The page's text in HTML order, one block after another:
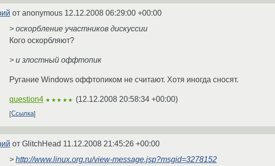
от anonymous 12.12.2008 06:29:00 +00:00
> оскорбление участников дискуссии
Кого оскорбляют?
> и злостный оффтопик
Ругание Windows оффтопиком не считают. Хотя иногда сносят.
question4 ★★★★★ (12.12.2008 20:58:34 +00:00)
Ссылка
от GlitchHead 11.12.2008 21:45:26 +00:00
> http://www.linux.org.ru/view-message.jsp?msgid=3278152